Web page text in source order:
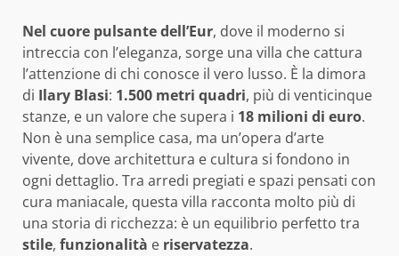
Nel cuore pulsante dell’Eur, dove il moderno si
intreccia con l’eleganza, sorge una villa che cattura
l’attenzione di chi conosce il vero lusso. È la dimora
di Ilary Blasi: 1.500 metri quadri, più di venticinque
stanze, e un valore che supera i 18 milioni di euro.
Non è una semplice casa, ma un’opera d’arte
vivente, dove architettura e cultura si fondono in
ogni dettaglio. Tra arredi pregiati e spazi pensati con
cura maniacale, questa villa racconta molto più di
una storia di ricchezza: è un equilibrio perfetto tra
stile, funzionalità e riservatezza.